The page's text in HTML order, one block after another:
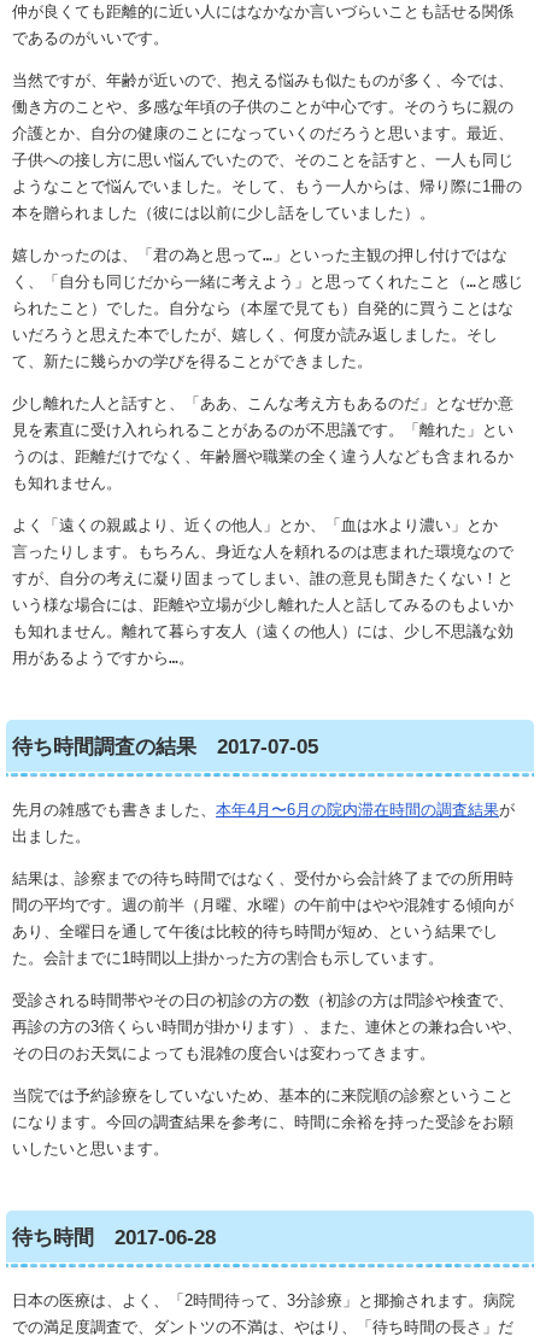
仲が良くても距離的に近い人にはなかなか言いづらいことも話せる関係
であるのがいいです。
当然ですが、年齢が近いので、抱える悩みも似たものが多く、今では、
働き方のことや、多感な年頃の子供のことが中心です。そのうちに親の
介護とか、自分の健康のことになっていくのだろうと思います。最近、
子供への接し方に思い悩んでいたので、そのことを話すと、一人も同じ
ようなことで悩んでいました。そして、もう一人からは、帰り際に1冊の
本を贈られました（彼には以前に少し話をしていました）。
嬉しかったのは、「君の為と思って… 」といった主観の押し付けではな
く、「自分も同じだから一緒に考えよう」と思ってくれたこと（…と感じ
られたこと）でした。自分なら（本屋で見ても）自発的に買うことはな
いだろうと思えた本でしたが、嬉しく、何度か読み返しました。そし
て、新たに幾らかの学びを得ることができました。
少し離れた人と話すと、「ああ、こんな考え方もあるのだ」となぜか意
見を素直に受け入れられることがあるのが不思議です。「離れた」とい
うのは、距離だけでなく、年齢層や職業の全く違う人なども含まれるか
も知れません。
よく「遠くの親戚より、近くの他人」とか、「血は水より濃い」とか
言ったりします。もちろん、身近な人を頼れるのは恵まれた環境なので
すが、自分の考えに凝り固まってしまい、誰の意見も聞きたくない！と
いう様な場合には、距離や立場が少し離れた人と話してみるのもよいか
も知れません。離れて暮らす友人（遠くの他人）には、少し不思議な効
用があるようですから…。
待ち時間調査の結果 2017-07-05
先月の雑感でも書きました、 本年4月〜6月の院内滞在時間の調査結果が
出ました。
結果は、診察までの待ち時間ではなく、受付から会計終了までの所用時
間の平均です。週の前半（月曜、水曜）の午前中はやや混雑する傾向が
あり、全曜日を通して午後は比較的待ち時間が短め、という結果でし
た。会計までに1時間以上掛かった方の割合も示しています。
受診される時間帯やその日の初診の方の数（初診の方は問診や検査で、
再診の方の3倍くらい時間が掛かります）、また、連休との兼ね合いや、
その日のお天気によっても混雑の度合いは変わってきます。
当院では予約診療をしていないため、基本的に来院順の診察ということ
になります。今回の調査結果を参考に、時間に余裕を持った受診をお願
いしたいと思います。
待ち時間 2017-06-28
日本の医療は、よく、「2時間待って、3分診療」と揶揄されます。病院
での満足度調査で、ダントツの不満は、やはり、「待ち時間の長さ」だ